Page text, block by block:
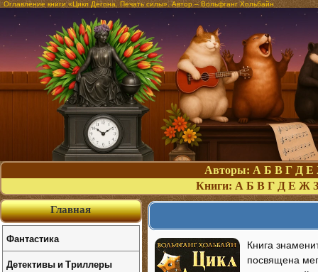
Оглавление книги «Цикл Дегона. Печать силы». Автор – Вольфганг Хольбайн
Авторы: А Б В Г Д Е
Книги: А Б В Г Д Е Ж З
Книга
посвящена
Главная
Фантастика
Детективы и Триллеры